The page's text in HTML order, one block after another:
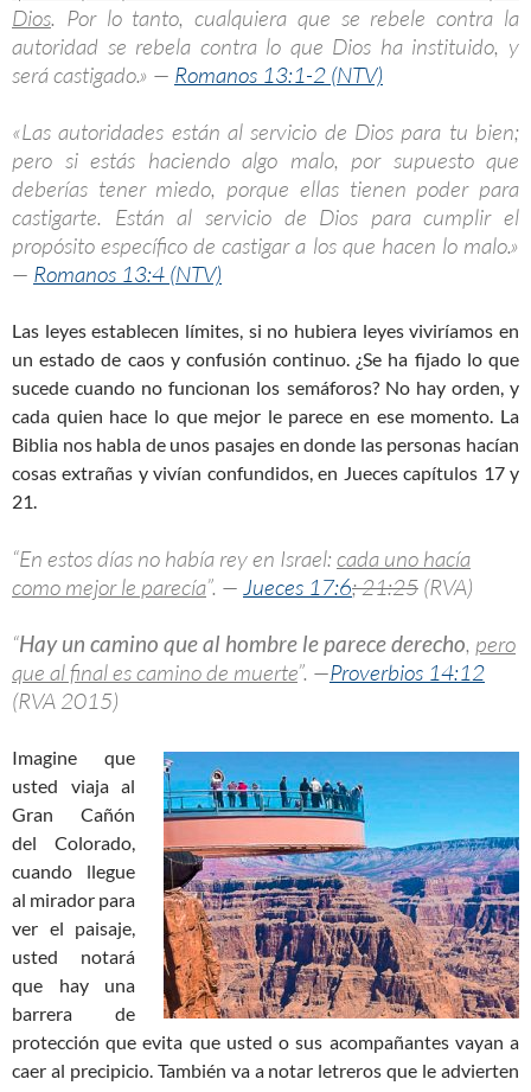
Dios. Por lo tanto, cualquiera que se rebele contra la
autoridad se rebela contra lo que Dios ha instituido, y
será castigado.» — Romanos 13:1-2 (NTV)
«Las autoridades están al servicio de Dios para tu bien;
pero si estás haciendo algo malo, por supuesto que
deberías tener miedo, porque ellas tienen poder para
castigarte. Están al servicio de Dios para cumplir el
propósito específico de castigar a los que hacen lo malo.»
— Romanos 13:4 (NTV)
Las leyes establecen límites, si no hubiera leyes viviríamos en
un estado de caos y confusión continuo. ¿Se ha fijado lo que
sucede cuando no funcionan los semáforos? No hay orden, y
cada quien hace lo que mejor le parece en ese momento. La
Biblia nos habla de unos pasajes en donde las personas hacían
cosas extrañas y vivían confundidos, en Jueces capítulos 17 y
21.
“En estos días no había rey en Israel: cada uno hacía
como mejor le parecía”. — Jueces 17:6; 21:25 (RVA)
“Hay un camino que al hombre le parece derecho, pero
que al final es camino de muerte”. —Proverbios 14:12
(RVA 2015)
Imagine que
usted viaja al
Gran Cañón
del Colorado,
cuando llegue
al mirador para
ver el paisaje,
usted notará
que hay una
barrera de
protección que evita que usted o sus acompañantes vayan a
caer al precipicio. También va a notar letreros que le advierten